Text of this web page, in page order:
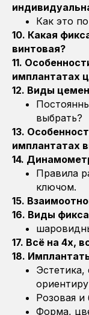
Как это
10. Какая
винтовая?
11.
имплантатах
12. Виды
выбрать?
13.
имплантатах
14.
Правила
ключом.
15.
16. Виды
17. Всё на 4х,
18.
Эстетика,
Розовая и
Форма,